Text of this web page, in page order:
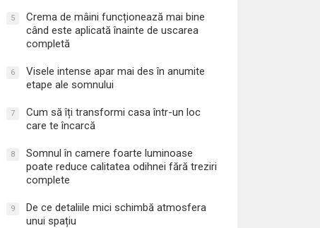
5
Crema de mâini funcționează mai bine
când este aplicată înainte de uscarea
completă
6
Visele intense apar mai des în anumite
etape ale somnului
7
Cum să îți transformi casa într-un loc
care te încarcă
8
Somnul în camere foarte luminoase
poate reduce calitatea odihnei fără treziri
complete
9
De ce detaliile mici schimbă atmosfera
unui spațiu